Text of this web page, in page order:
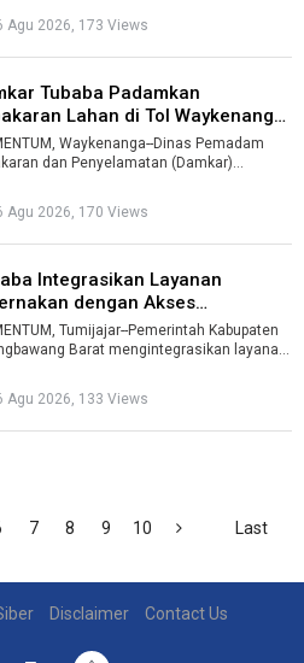
Agu 2026, 173 Views
Tubaba Padamkan
Lahan di Tol Waykenanga
...
Waykenanga--Dinas Pemadam
dan Penyelamatan (Damkar)
memada ...
Agu 2026, 170 Views
Integrasikan Layanan
dengan Akses
...
Tumijajar--Pemerintah Kabupaten
Barat mengintegrasikan layanan
Agu 2026, 133 Views
7 8 9 10 Last
Disclaimer Contact Us